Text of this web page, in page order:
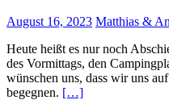
August 16, 2023 Matthias &
Heute heißt es nur noch
des Vormittags, den
wünschen uns, dass wir uns
begegnen. […]